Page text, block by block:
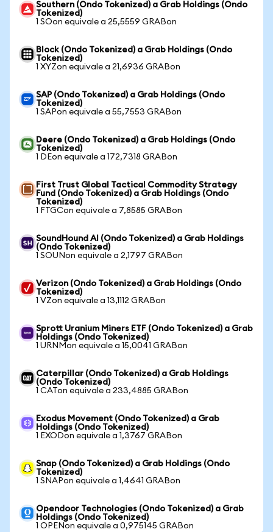
Southern (Ondo Tokenized) a Grab Holdings (Ondo
Tokenized)
1 SOon equivale a 25,5559 GRABon
Block (Ondo Tokenized) a Grab Holdings (Ondo
Tokenized)
1 XYZon equivale a 21,6936 GRABon
SAP (Ondo Tokenized) a Grab Holdings (Ondo
Tokenized)
1 SAPon equivale a 55,7553 GRABon
Deere (Ondo Tokenized) a Grab Holdings (Ondo
Tokenized)
1 DEon equivale a 172,7318 GRABon
First Trust Global Tactical Commodity Strategy
Fund (Ondo Tokenized) a Grab Holdings (Ondo
Tokenized)
1 FTGCon equivale a 7,8585 GRABon
SoundHound AI (Ondo Tokenized) a Grab Holdings
(Ondo Tokenized)
1 SOUNon equivale a 2,1797 GRABon
Verizon (Ondo Tokenized) a Grab Holdings (Ondo
Tokenized)
1 VZon equivale a 13,1112 GRABon
Sprott Uranium Miners ETF (Ondo Tokenized) a Grab
Holdings (Ondo Tokenized)
1 URNMon equivale a 15,0041 GRABon
Caterpillar (Ondo Tokenized) a Grab Holdings
(Ondo Tokenized)
1 CATon equivale a 233,4885 GRABon
Exodus Movement (Ondo Tokenized) a Grab
Holdings (Ondo Tokenized)
1 EXODon equivale a 1,3767 GRABon
Snap (Ondo Tokenized) a Grab Holdings (Ondo
Tokenized)
1 SNAPon equivale a 1,4641 GRABon
Opendoor Technologies (Ondo Tokenized) a Grab
Holdings (Ondo Tokenized)
1 OPENon equivale a 0,975145 GRABon